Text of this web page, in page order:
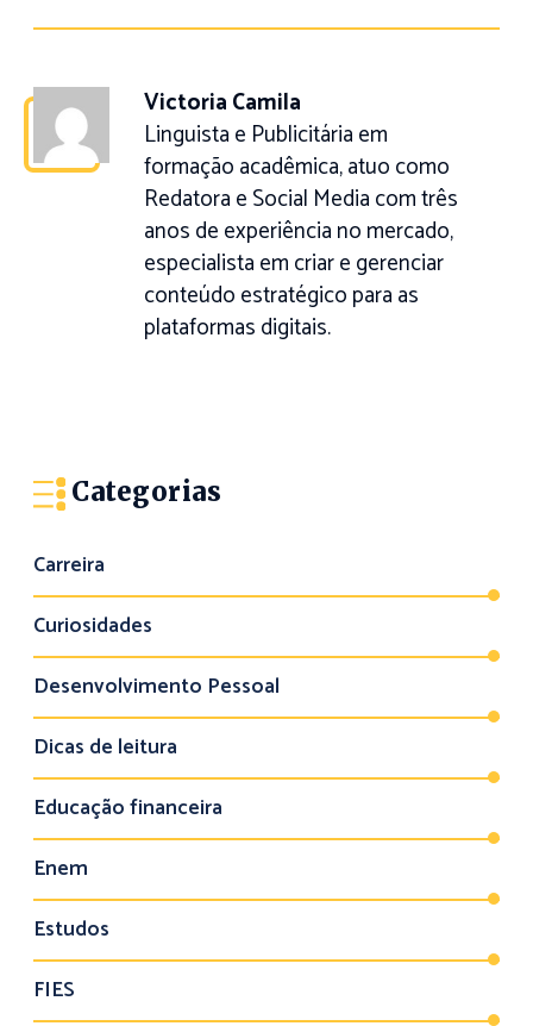
Victoria Camila
Linguista e Publicitária em
formação acadêmica, atuo como
Redatora e Social Media com três
anos de experiência no mercado,
especialista em criar e gerenciar
conteúdo estratégico para as
plataformas digitais.
Categorias
Carreira
Curiosidades
Desenvolvimento Pessoal
Dicas de leitura
Educação financeira
Enem
Estudos
FIES